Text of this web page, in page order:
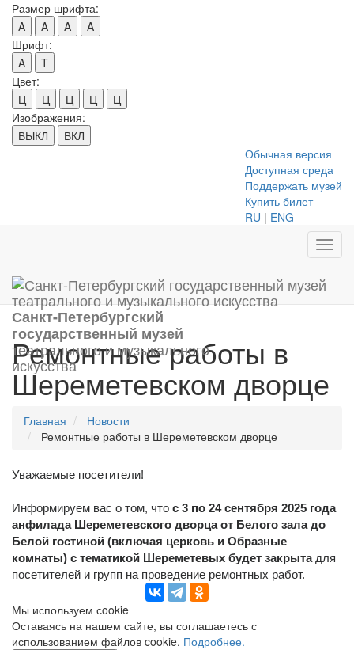
Размер шрифта:
A
A A
A
Шрифт:
A
T
Цвет:
Ц
Ц Ц Ц
Ц
Изображения:
ВЫКЛ
ВКЛ
Обычная версия
Доступная среда
Поддержать музей
Купить билет
RU | ENG
Санкт-Петербургский
государственный музей
театрального и музыкального
искусства
Ремонтные работы в
Шереметевском дворце
Главная
Новости
Ремонтные работы в Шереметевском дворце
Уважаемые посетители!
Информируем вас о том, что с 3 по 24 сентября 2025 года
анфилада Шереметевского дворца от Белого зала до
Белой гостиной (включая церковь и Образные
комнаты) с тематикой Шереметевых будет закрытадля
посетителей и групп на проведение ремонтных работ.
Мы используем сookie
Оставаясь на нашем сайте, вы соглашаетесь с
использованием файлов cookie. Подробнее.